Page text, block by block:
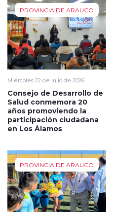
PROVINCIA DE ARAUCO
Miércoles 22 de julio de 2026
Consejo de Desarrollo de
Salud conmemora 20
años promoviendo la
participación ciudadana
en Los Álamos
PROVINCIA DE ARAUCO